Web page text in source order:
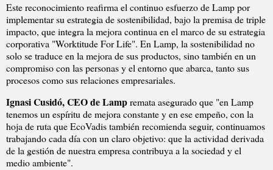
Este reconocimiento reafirma el continuo esfuerzo de Lamp por
implementar su estrategia de sostenibilidad, bajo la premisa de triple
impacto, que integra la mejora continua en el marco de su estrategia
corporativa "Worktitude For Life". En Lamp, la sostenibilidad no
solo se traduce en la mejora de sus productos, sino también en un
compromiso con las personas y el entorno que abarca, tanto sus
procesos como sus relaciones empresariales.
Ignasi Cusidó, CEO de Lampremata asegurado que "en Lamp
tenemos un espíritu de mejora constante y en ese empeño, con la
hoja de ruta que EcoVadis también recomienda seguir, continuamos
trabajando cada día con un claro objetivo: que la actividad derivada
de la gestión de nuestra empresa contribuya a la sociedad y el
medio ambiente".